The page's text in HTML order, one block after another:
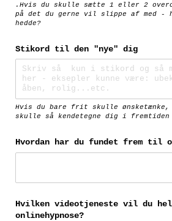
.Hvis du skulle sætte 1 eller 2
på det du gerne vil slippe af med -
hedde?
Stikord til den "nye" dig
Hvis du bare frit skulle
skulle så kendetegne dig i fremtiden
Hvordan har du fundet frem til
Hvilken videotjeneste vil du
onlinehypnose?